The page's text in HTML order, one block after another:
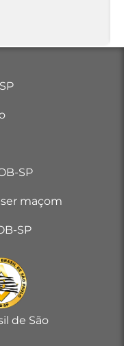
SP
maçom
SP
de São